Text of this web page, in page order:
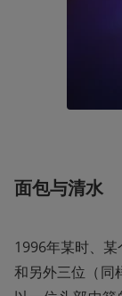
面包与清水
1996年某时、
和另外三位（